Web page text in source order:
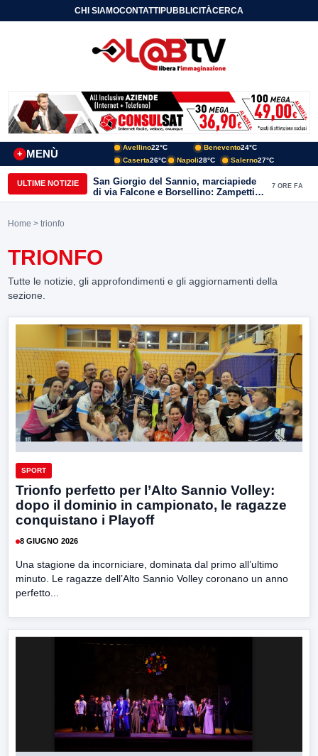
CHI SIAMOCONTATTIPUBBLICITÀCERCA
MENÙ
+
Avellino22°C Benevento24°C
Caserta26°C Napoli28°C Salerno27°C
ULTIME NOTIZIE
San Giorgio del Sannio, marciapiede
di via Falcone e Borsellino: Zampetti e
Lombardi replicano alle polemiche
7 ORE FA
Home > trionfo
TRIONFO
Tutte le notizie, gli approfondimenti e gli aggiornamenti della
sezione.
SPORT
Trionfo perfetto per l’Alto Sannio Volley:
dopo il dominio in campionato, le ragazze
conquistano i Playoff
8 GIUGNO 2026
Una stagione da incorniciare, dominata dal primo all’ultimo
minuto. Le ragazze dell’Alto Sannio Volley coronano un anno
perfetto...